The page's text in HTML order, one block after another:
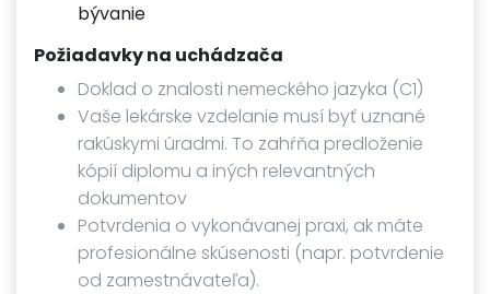
bývanie
Požiadavky na uchádzača
Doklad o znalosti nemeckého jazyka (C1)
Vaše lekárske vzdelanie musí byť uznané
rakúskymi úradmi. To zahŕňa predloženie
kópií diplomu a iných relevantných
dokumentov
Potvrdenia o vykonávanej praxi, ak máte
profesionálne skúsenosti (napr. potvrdenie
od zamestnávateľa).